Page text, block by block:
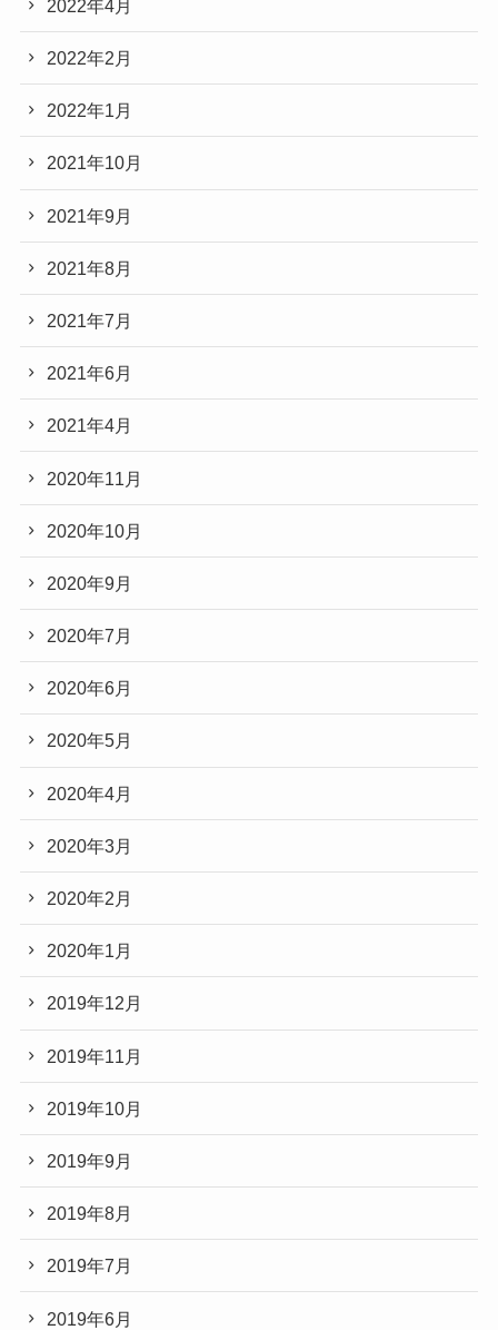
2022年4月
2022年2月
2022年1月
2021年10月
2021年9月
2021年8月
2021年7月
2021年6月
2021年4月
2020年11月
2020年10月
2020年9月
2020年7月
2020年6月
2020年5月
2020年4月
2020年3月
2020年2月
2020年1月
2019年12月
2019年11月
2019年10月
2019年9月
2019年8月
2019年7月
2019年6月